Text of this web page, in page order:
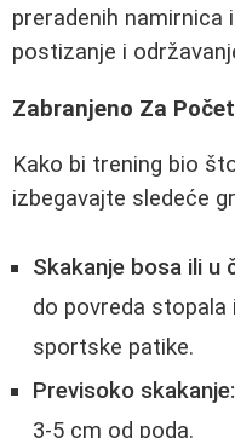
preradenih namirnica
postizanje i
Zabranjeno Za
Kako bi trening bio
izbegavajte sledeće
Skakanje bosa ili u
do povreda stopala
sportske patike.
Previsoko skakanje:
3-5 cm od poda.